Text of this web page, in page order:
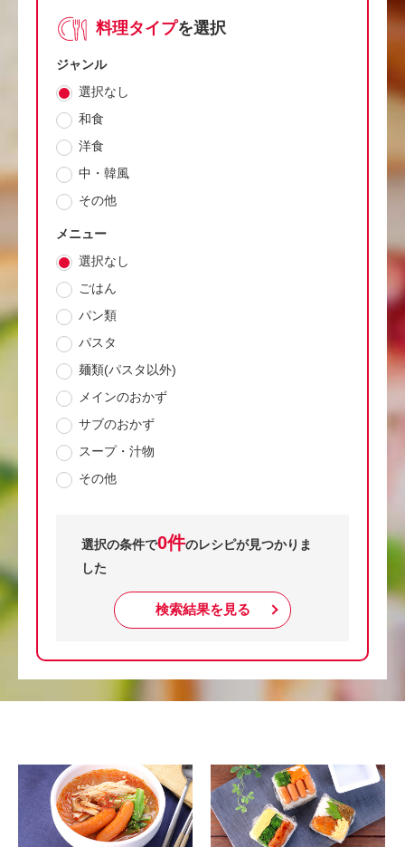
料理タイプを選択
ジャンル
選択なし
和食
洋食
中・韓風
その他
メニュー
選択なし
ごはん
パン類
パスタ
麺類(パスタ以外)
メインのおかず
サブのおかず
スープ・汁物
その他
選択の条件で0件のレシピが見つかりま
した
検索結果を見る